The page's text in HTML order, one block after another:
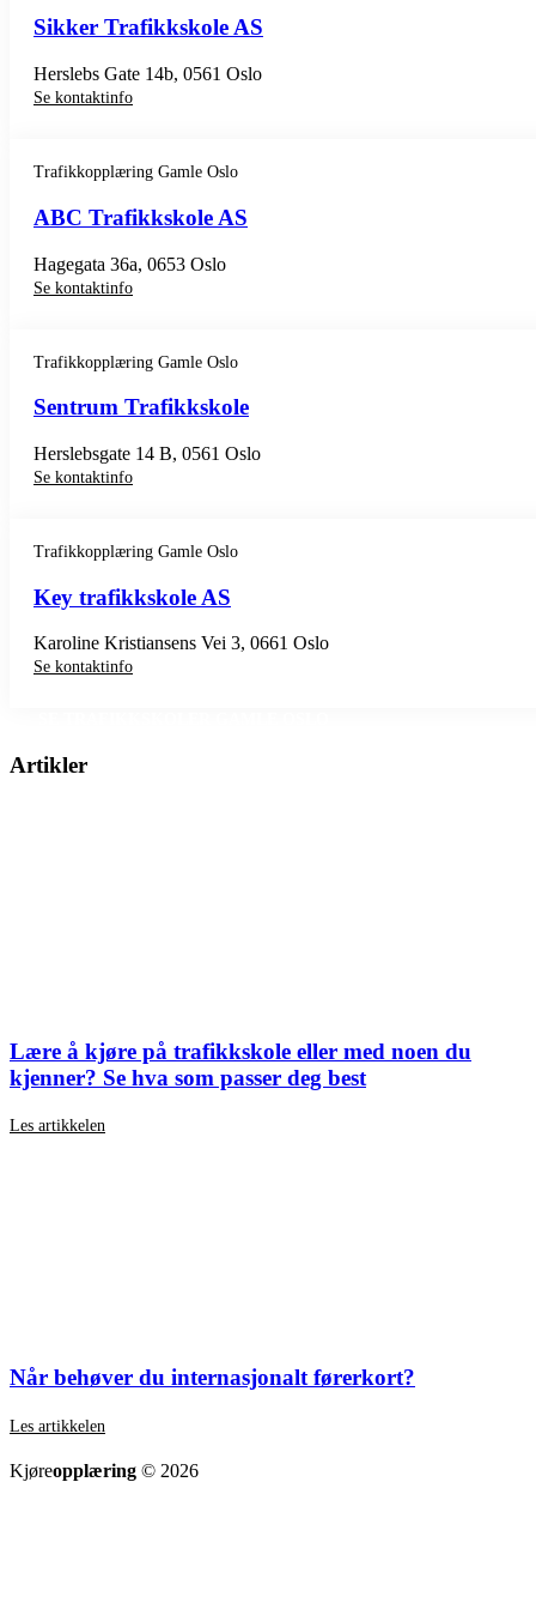
Sikker Trafikkskole AS
Herslebs Gate 14b, 0561 Oslo
Se kontaktinfo
Trafikkopplæring Gamle Oslo
ABC Trafikkskole AS
Hagegata 36a, 0653 Oslo
Se kontaktinfo
Trafikkopplæring Gamle Oslo
Sentrum Trafikkskole
Herslebsgate 14 B, 0561 Oslo
Se kontaktinfo
Trafikkopplæring Gamle Oslo
Key trafikkskole AS
Karoline Kristiansens Vei 3, 0661 Oslo
Se kontaktinfo
Artikler
Lære å kjøre på trafikkskole eller med noen du
kjenner? Se hva som passer deg best
Les artikkelen
Når behøver du internasjonalt førerkort?
Les artikkelen
Kjøreopplæring © 2026